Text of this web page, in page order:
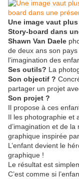
Une image vaut
Story-board dans
Shawn Van Daele
de deux ans son
l'imagination des
Ses outils? La
Son objectif ?
partager un projet
Son projet ?
Il propose à ces
Il les photographie et
d’imagination et de
graphique inspirée
L’enfant devient le
graphique !
Le résultat est
C’est comme si